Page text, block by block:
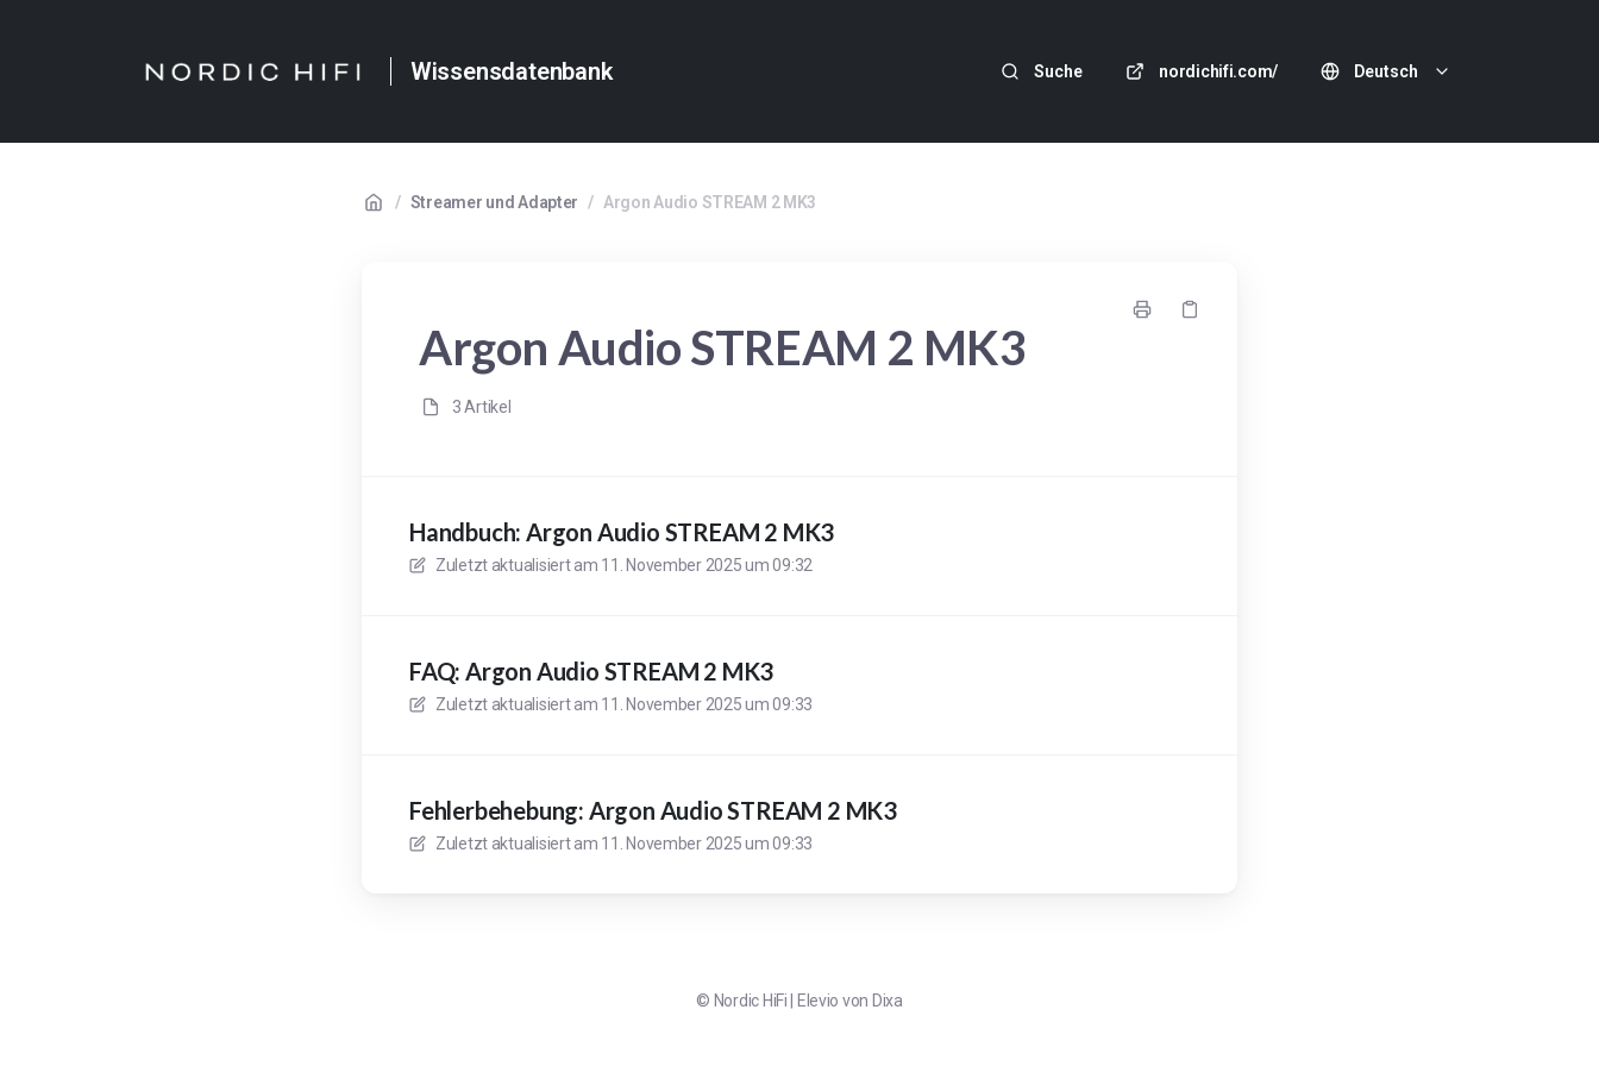
Wissensdatenbank Suche nordichifi.com/ Deutsch
/ Streamer und Adapter / Argon Audio STREAM 2 MK3
Argon Audio STREAM 2 MK3
3 Artikel
Handbuch: Argon Audio STREAM 2 MK3
Zuletzt aktualisiert am 11. November 2025 um 09:32
FAQ: Argon Audio STREAM 2 MK3
Zuletzt aktualisiert am 11. November 2025 um 09:33
Fehlerbehebung: Argon Audio STREAM 2 MK3
Zuletzt aktualisiert am 11. November 2025 um 09:33
© Nordic HiFi Elevio von Dixa